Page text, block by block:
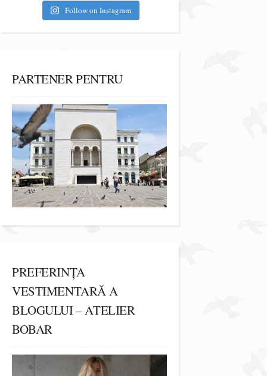
Follow on Instagram
PARTENER PENTRU
PREFERINȚA
VESTIMENTARĂ A
BLOGULUI – ATELIER
BOBAR